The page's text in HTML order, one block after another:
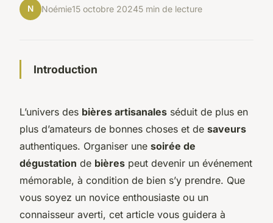
N Noémie15 octobre 20245 min de lecture
Introduction
L’univers des bières artisanales séduit de plus en
plus d’amateurs de bonnes choses et de saveurs
authentiques. Organiser une soirée de
dégustation de bières peut devenir un événement
mémorable, à condition de bien s’y prendre. Que
vous soyez un novice enthousiaste ou un
connaisseur averti, cet article vous guidera à